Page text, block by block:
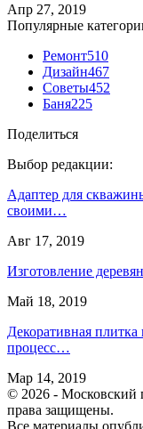
Апр 27, 2019
Популярные
Ремонт510
Дизайн467
Советы452
Баня225
Поделиться
Выбор редакции:
Адаптер для
своими…
Авг 17, 2019
Изготовление
Май 18, 2019
Декоративная
процесс…
Мар 14, 2019
© 2026 - Московский
права защищены.
Все материалы